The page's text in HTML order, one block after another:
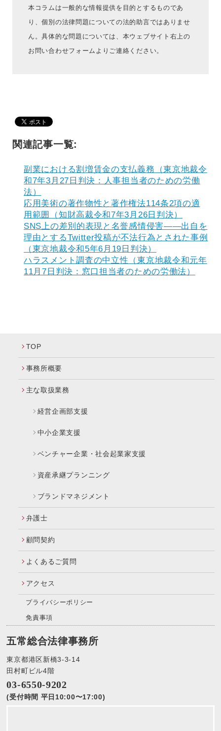
本コラムは一般的な情報提供を目的とするものであ
り、個別の法律問題についての法的助言ではありませ
ん。具体的な問題については、本ウェブサイト右上の
お問い合わせフォームよりご連絡ください。
関連記事一覧:
副業における割増賃金の支払義務（東京地裁令
和7年3月27日判決：人事担当者のための労働
法）
応用美術の著作物性と著作権法114条2項の適
用範囲（知財高裁令和7年3月26日判決）
SNS上の差別的表現と名誉感情侵害——出自を
理由とするTwitter投稿が不法行為とされた事例
（東京地裁令和5年6月19日判決）
ハラスメント調査の中立性（東京地裁令和元年
11月7日判決：窓口担当者のための労働法）
TOP
事務所概要
主な取扱業務
経営企画部支援
中小企業支援
ベンチャー企業・社会起業家支援
資産承継プランニング
ブランドマネジメント
弁護士
顧問契約
よくあるご質問
アクセス
プライバシーポリシー
免責事項
五常総合法律事務所
東京都港区新橋3-3-14
田村町ビル4階
03-6550-9202
(受付時間 平日10:00〜17:00)